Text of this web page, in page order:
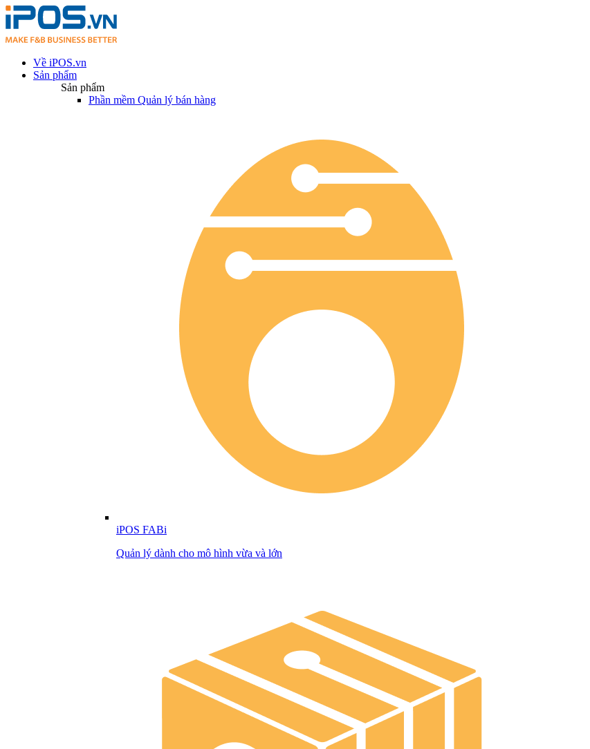
Về iPOS.vn
Sản phẩm
Sản phẩm
Phần mềm Quản lý bán hàng
iPOS FABi
Quản lý dành cho mô hình vừa và lớn